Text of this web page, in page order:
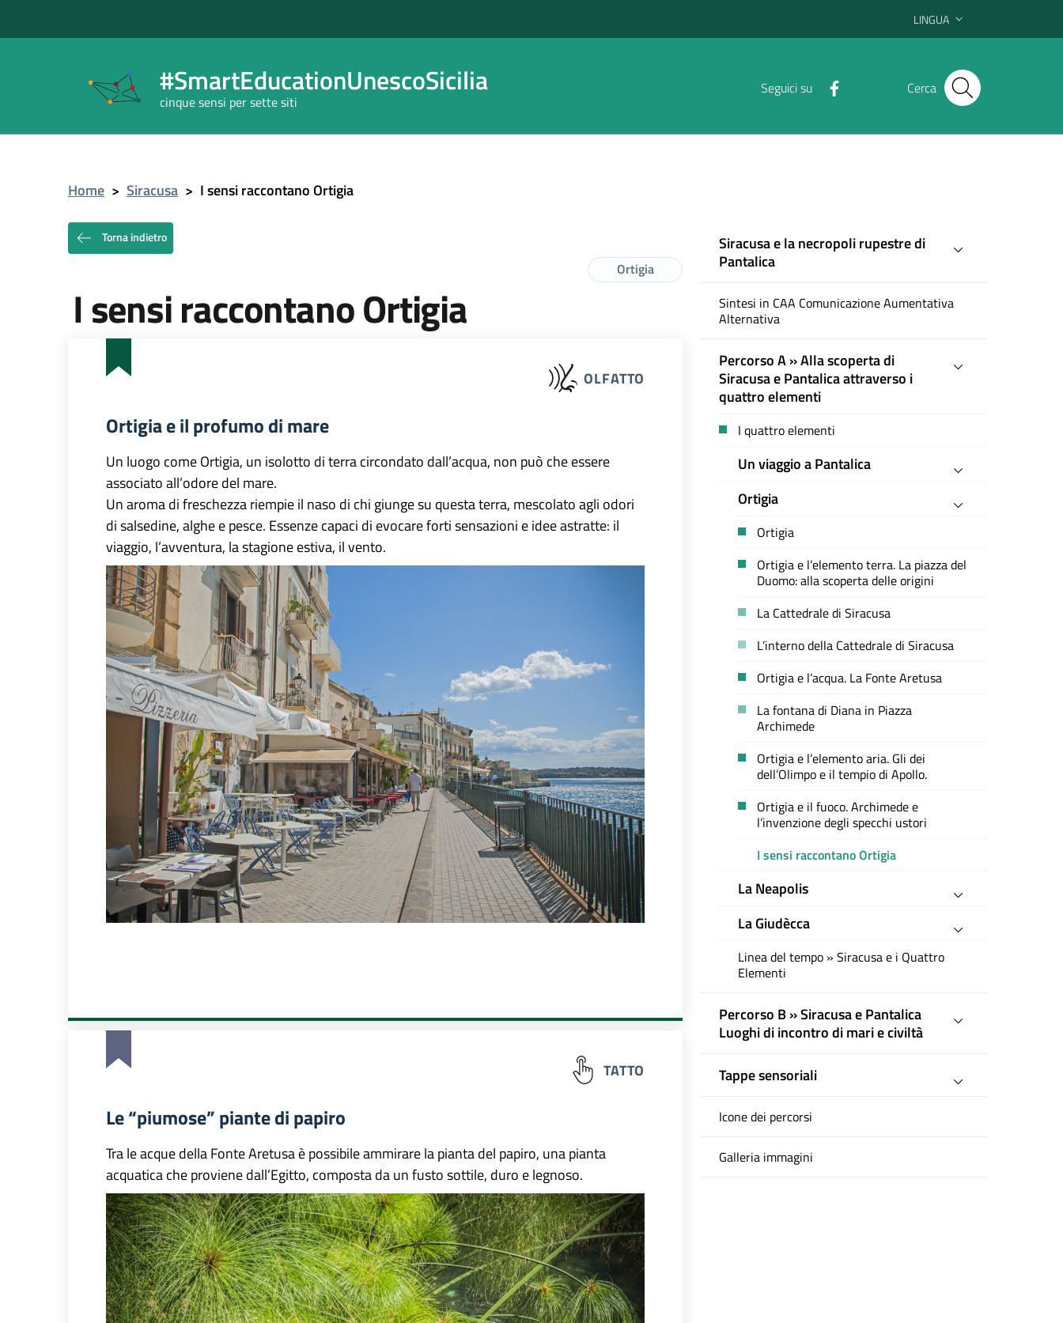
LINGUA
#SmartEducationUnescoSicilia
cinque sensi per sette siti
Seguici su Cerca
Home > Siracusa > I sensi raccontano Ortigia
Torna indietro
Ortigia
I sensi raccontano Ortigia
OLFATTO
Ortigia e il profumo di mare
Un luogo come Ortigia, un isolotto di terra circondato dall’acqua, non può che essere
associato all’odore del mare.
Un aroma di freschezza riempie il naso di chi giunge su questa terra, mescolato agli odori
di salsedine, alghe e pesce. Essenze capaci di evocare forti sensazioni e idee astratte: il
viaggio, l’avventura, la stagione estiva, il vento.
TATTO
Le “piumose” piante di papiro
Tra le acque della Fonte Aretusa è possibile ammirare la pianta del papiro, una pianta
acquatica che proviene dall’Egitto, composta da un fusto sottile, duro e legnoso.
Siracusa e la necropoli rupestre di
Pantalica
Sintesi in CAA Comunicazione Aumentativa
Alternativa
Percorso A » Alla scoperta di
Siracusa e Pantalica attraverso i
quattro elementi
I quattro elementi
Un viaggio a Pantalica
Ortigia
Ortigia
Ortigia e l’elemento terra. La piazza del
Duomo: alla scoperta delle origini
La Cattedrale di Siracusa
L’interno della Cattedrale di Siracusa
Ortigia e l’acqua. La Fonte Aretusa
La fontana di Diana in Piazza
Archimede
Ortigia e l’elemento aria. Gli dei
dell’Olimpo e il tempio di Apollo.
Ortigia e il fuoco. Archimede e
l’invenzione degli specchi ustori
I sensi raccontano Ortigia
La Neapolis
La Giudècca
Linea del tempo » Siracusa e i Quattro
Elementi
Percorso B » Siracusa e Pantalica
Luoghi di incontro di mari e civiltà
Tappe sensoriali
Icone dei percorsi
Galleria immagini